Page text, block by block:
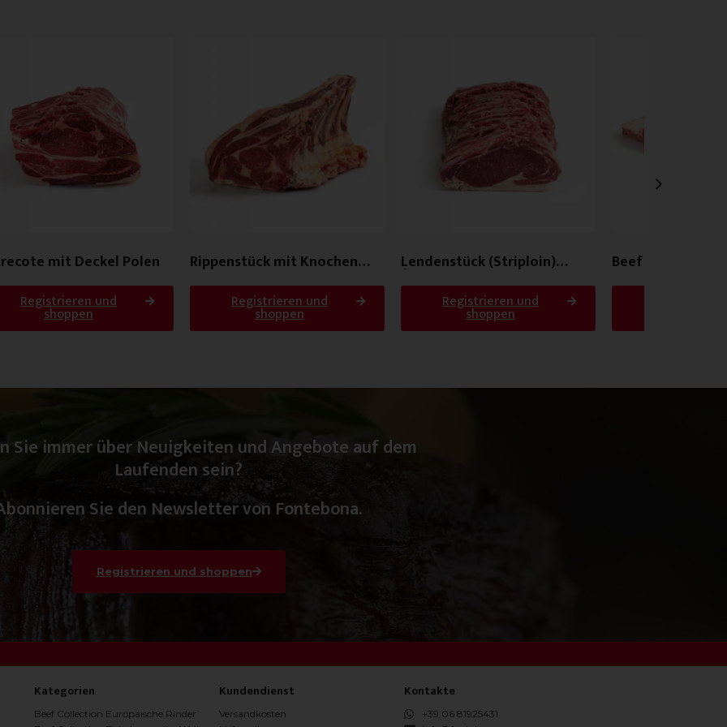
mit Deckel Polen
Registrieren und
shoppen
Rippenstück mit Knochen
Dänemark Plus
Registrieren und
shoppen
Lendenstück (Striploin)
Österreich
Registrieren und
shoppen
Beef Ribs/Asado
Sie immer über Neuigkeiten und Angebote auf dem
Laufenden sein?
Sie den Newsletter von Fontebona.
Registrieren und shoppen
Kategorien
Beef Collection Europäische Rinder
Kundendienst
Versandkosten
Kontakte
+39 06 81925431